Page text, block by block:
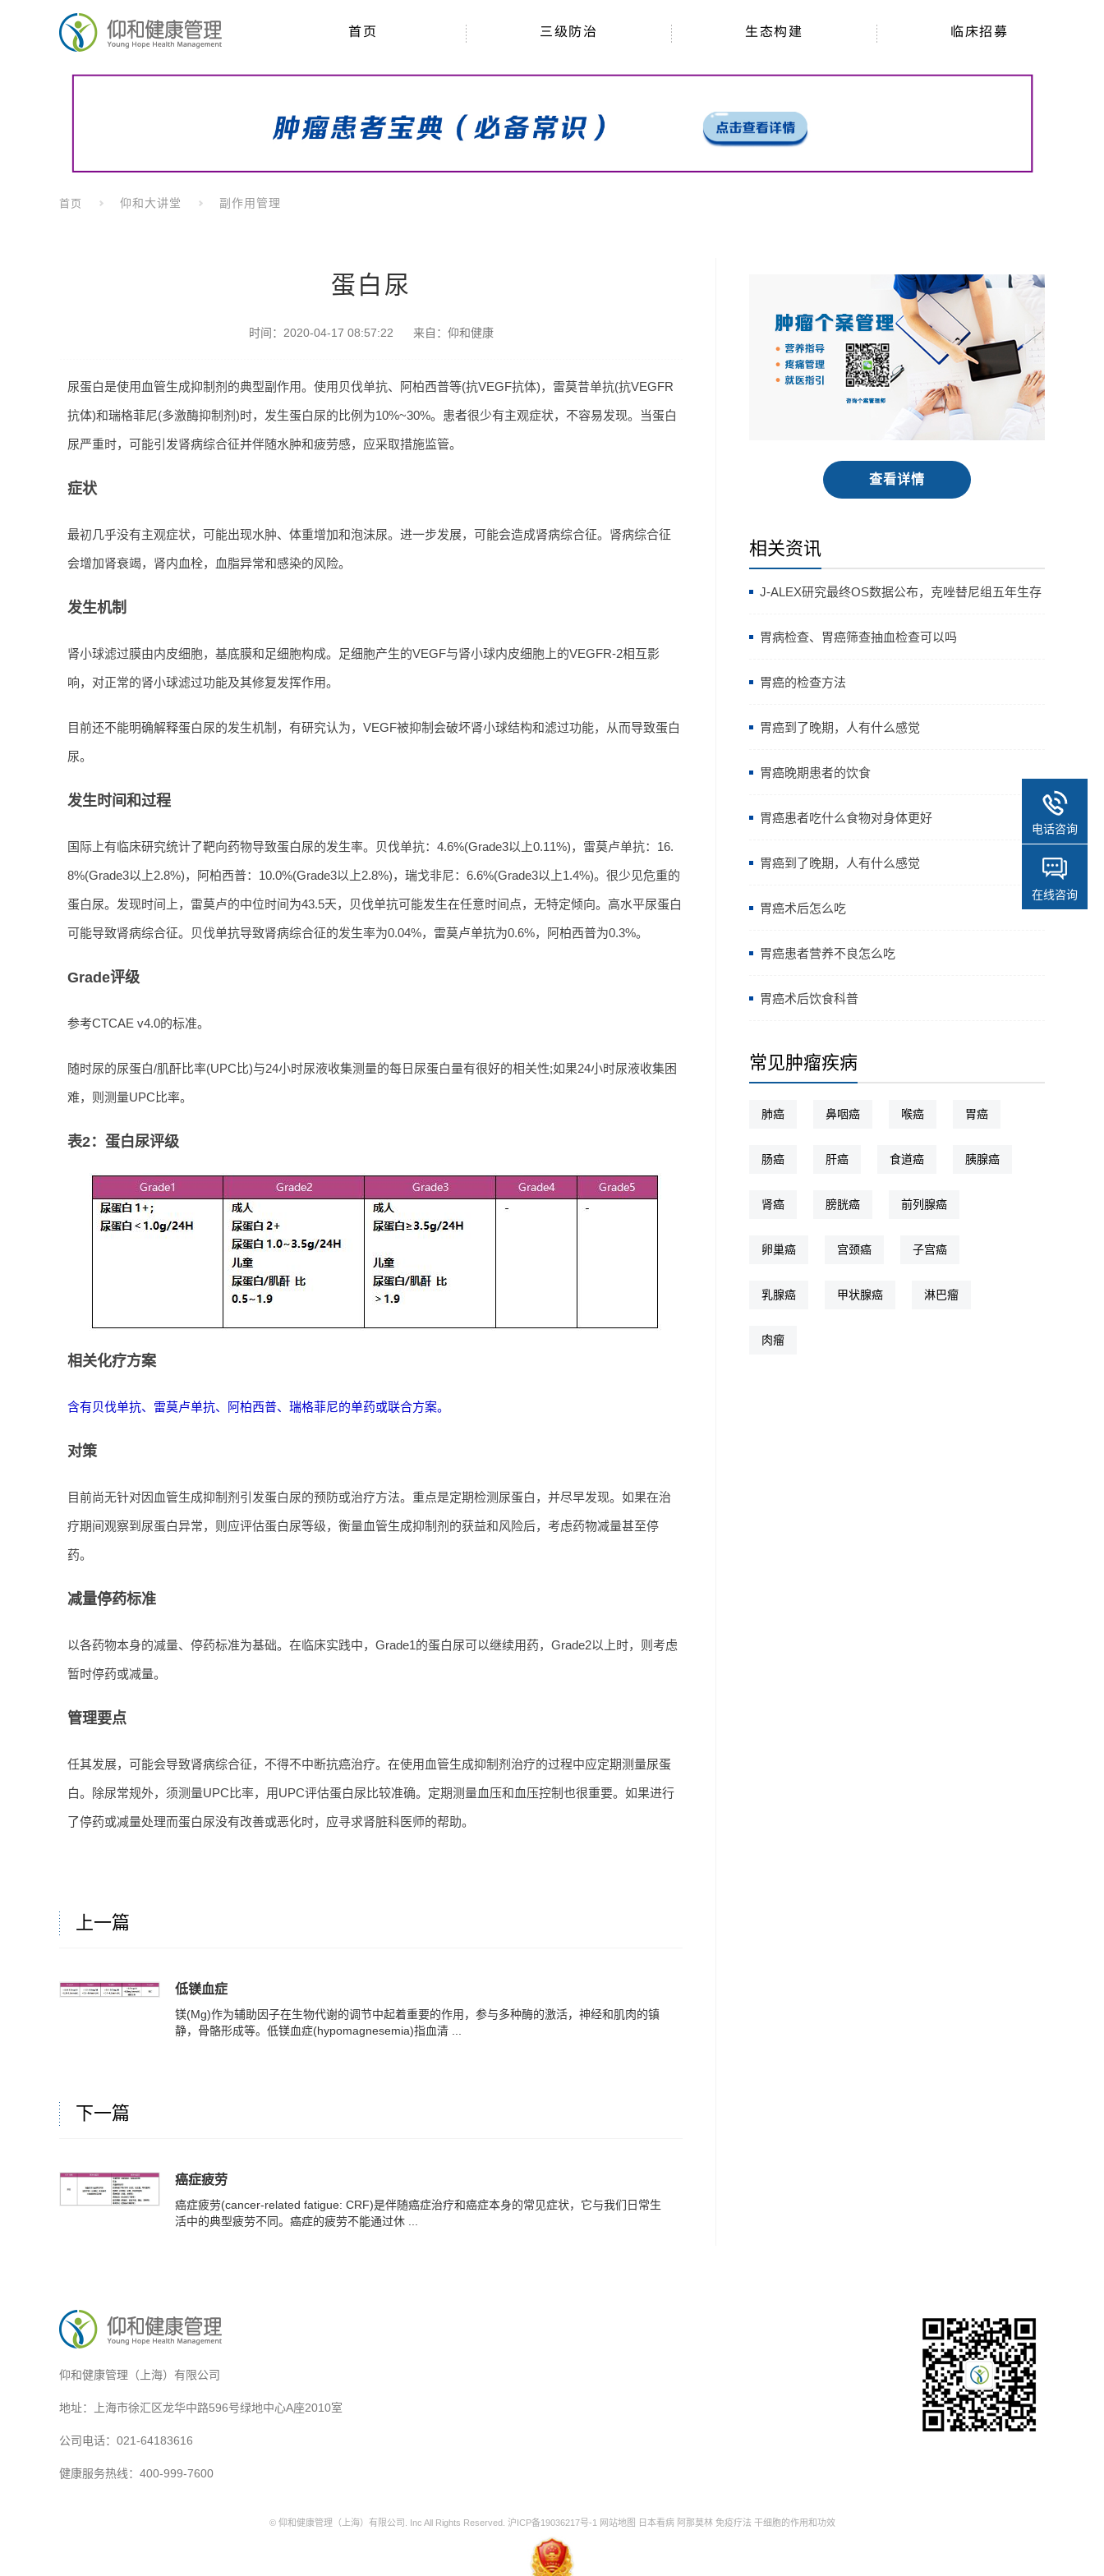
首页 三级防治 生态构建 临床招募
首页 仰和大讲堂 副作用管理
蛋白尿
时间：2020-04-17 08:57:22 来自： 仰和健康
尿蛋白是使用血管生成抑制剂的典型副作用。使用贝伐单抗、阿柏西普等(抗VEGF抗体)，雷莫昔单抗(抗VEGFR
抗体)和瑞格菲尼(多激酶抑制剂)时，发生蛋白尿的比例为10%~30%。患者很少有主观症状，不容易发现。当蛋白
尿严重时，可能引发肾病综合征并伴随水肿和疲劳感，应采取措施监管。
症状
最初几乎没有主观症状，可能出现水肿、体重增加和泡沫尿。进一步发展，可能会造成肾病综合征。肾病综合征
会增加肾衰竭，肾内血栓，血脂异常和感染的风险。
发生机制
肾小球滤过膜由内皮细胞，基底膜和足细胞构成。足细胞产生的VEGF与肾小球内皮细胞上的VEGFR-2相互影
响，对正常的肾小球滤过功能及其修复发挥作用。
目前还不能明确解释蛋白尿的发生机制，有研究认为，VEGF被抑制会破坏肾小球结构和滤过功能，从而导致蛋白
尿。
发生时间和过程
国际上有临床研究统计了靶向药物导致蛋白尿的发生率。贝伐单抗：4.6%(Grade3以上0.11%)，雷莫卢单抗：16.
8%(Grade3以上2.8%)，阿柏西普：10.0%(Grade3以上2.8%)，瑞戈非尼：6.6%(Grade3以上1.4%)。很少见危重的
蛋白尿。发现时间上，雷莫卢的中位时间为43.5天，贝伐单抗可能发生在任意时间点，无特定倾向。高水平尿蛋白
可能导致肾病综合征。贝伐单抗导致肾病综合征的发生率为0.04%，雷莫卢单抗为0.6%，阿柏西普为0.3%。
Grade评级
参考CTCAE v4.0的标准。
随时尿的尿蛋白/肌酐比率(UPC比)与24小时尿液收集测量的每日尿蛋白量有很好的相关性;如果24小时尿液收集困
难，则测量UPC比率。
表2：蛋白尿评级
相关化疗方案
含有贝伐单抗、雷莫卢单抗、阿柏西普、瑞格菲尼的单药或联合方案。
对策
目前尚无针对因血管生成抑制剂引发蛋白尿的预防或治疗方法。重点是定期检测尿蛋白，并尽早发现。如果在治
疗期间观察到尿蛋白异常，则应评估蛋白尿等级，衡量血管生成抑制剂的获益和风险后，考虑药物减量甚至停
药。
减量停药标准
以各药物本身的减量、停药标准为基础。在临床实践中，Grade1的蛋白尿可以继续用药，Grade2以上时，则考虑
暂时停药或减量。
管理要点
任其发展，可能会导致肾病综合征，不得不中断抗癌治疗。在使用血管生成抑制剂治疗的过程中应定期测量尿蛋
白。除尿常规外，须测量UPC比率，用UPC评估蛋白尿比较准确。定期测量血压和血压控制也很重要。如果进行
了停药或减量处理而蛋白尿没有改善或恶化时，应寻求肾脏科医师的帮助。
上一篇
低镁血症
镁(Mg)作为辅助因子在生物代谢的调节中起着重要的作用，参与多种酶的激活，神经和肌肉的镇
静，骨骼形成等。低镁血症(hypomagnesemia)指血清 ...
下一篇
癌症疲劳
癌症疲劳(cancer-related fatigue: CRF)是伴随癌症治疗和癌症本身的常见症状，它与我们日常生
活中的典型疲劳不同。癌症的疲劳不能通过休 ...
查看详情
相关资讯
J-ALEX研究最终OS数据公布，克唑替尼组五年生存
率高达64.11%
胃病检查、胃癌筛查抽血检查可以吗
胃癌的检查方法
胃癌到了晚期，人有什么感觉
胃癌晚期患者的饮食
胃癌患者吃什么食物对身体更好
胃癌到了晚期，人有什么感觉
胃癌术后怎么吃
胃癌患者营养不良怎么吃
胃癌术后饮食科普
常见肿瘤疾病
肺癌 鼻咽癌 喉癌 胃癌
肠癌 肝癌 食道癌 胰腺癌
肾癌 膀胱癌 前列腺癌
卵巢癌 宫颈癌 子宫癌
乳腺癌 甲状腺癌 淋巴瘤
肉瘤
仰和健康管理（上海）有限公司
地址：上海市徐汇区龙华中路596号绿地中心A座2010室
公司电话：021-64183616
健康服务热线：400-999-7600
© 仰和健康管理（上海）有限公司. Inc All Rights Reserved. 沪ICP备19036217号-1 网站地图 日本看病 阿那莫林 免疫疗法 干细胞的作用和功效
电话咨询
在线咨询